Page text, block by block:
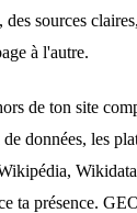
des sources
à l'autre.
de ton site
données, les
ta présence.